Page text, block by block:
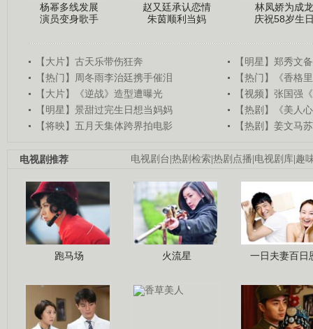
杨幂多线发展
演员变身歌手
赵又廷承认恋情
朱茵顺利当妈
林凤娇为成龙
庆祝58岁生
【大片】古天乐带伤狂奔
【明星】郑秀文
【热门】周冬雨李治廷携手催泪
【热门】《香格
【大片】《逆战》造型遭曝光
【视频】张国强
【明星】景甜过完生日想当妈妈
【热剧】《美人
【将映】五月天集体跨界拍电影
【热剧】姜文马
电视剧台|热剧检索|热剧点播|电视剧库|趣
电视剧推荐
跑马场 火流星 一日夫妻百日